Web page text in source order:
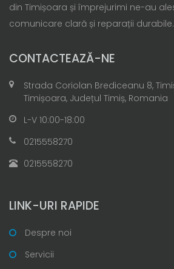
din Timișoara și împrejurimi ne-au
comunicare clară și reparații durabile.
CONTACTEAZĂ-NE
Strada Coriolan Brediceanu 8,
Timișoara, Județul Timiș, Romania
L-V 10:00-18:00
0215558270
0215558270
LINK-URI RAPIDE
Despre noi
Servicii